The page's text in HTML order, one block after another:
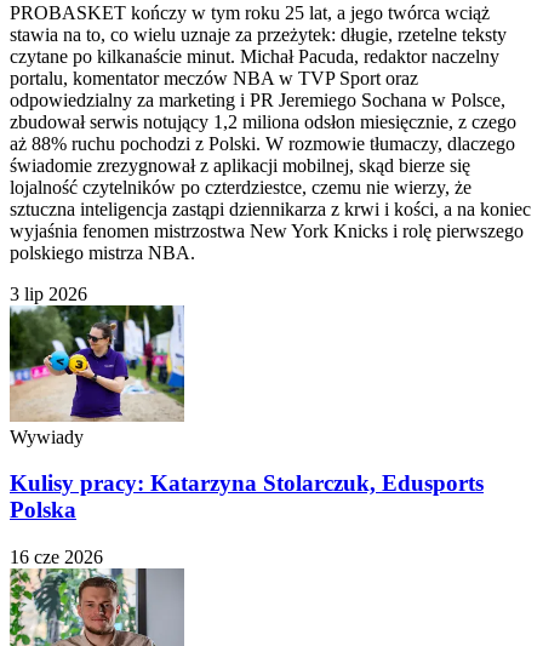
PROBASKET kończy w tym roku 25 lat, a jego twórca wciąż
stawia na to, co wielu uznaje za przeżytek: długie, rzetelne teksty
czytane po kilkanaście minut. Michał Pacuda, redaktor naczelny
portalu, komentator meczów NBA w TVP Sport oraz
odpowiedzialny za marketing i PR Jeremiego Sochana w Polsce,
zbudował serwis notujący 1,2 miliona odsłon miesięcznie, z czego
aż 88% ruchu pochodzi z Polski. W rozmowie tłumaczy, dlaczego
świadomie zrezygnował z aplikacji mobilnej, skąd bierze się
lojalność czytelników po czterdziestce, czemu nie wierzy, że
sztuczna inteligencja zastąpi dziennikarza z krwi i kości, a na koniec
wyjaśnia fenomen mistrzostwa New York Knicks i rolę pierwszego
polskiego mistrza NBA.
3 lip 2026
Wywiady
Kulisy pracy: Katarzyna Stolarczuk, Edusports
Polska
16 cze 2026